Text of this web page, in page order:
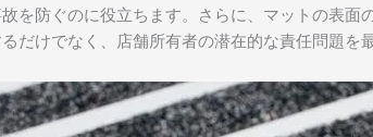
を防ぐのに役立ちます。さらに、マットの表
だけでなく、店舗所有者の潜在的な責任問題を